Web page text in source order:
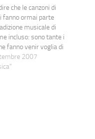
che le canzoni di
fanno ormai parte
musicale di
incluso: sono tante i
fanno venir voglia di
di cantare in coro,
una spiaggia
2007